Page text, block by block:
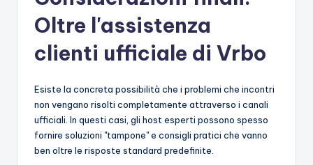
Oltre l'assistenza
clienti ufficiale di Vrbo
Esiste la concreta possibilità che i problemi che incontri
non vengano risolti completamente attraverso i canali
ufficiali. In questi casi, gli host esperti possono spesso
fornire soluzioni "tampone" e consigli pratici che vanno
ben oltre le risposte standard predefinite.